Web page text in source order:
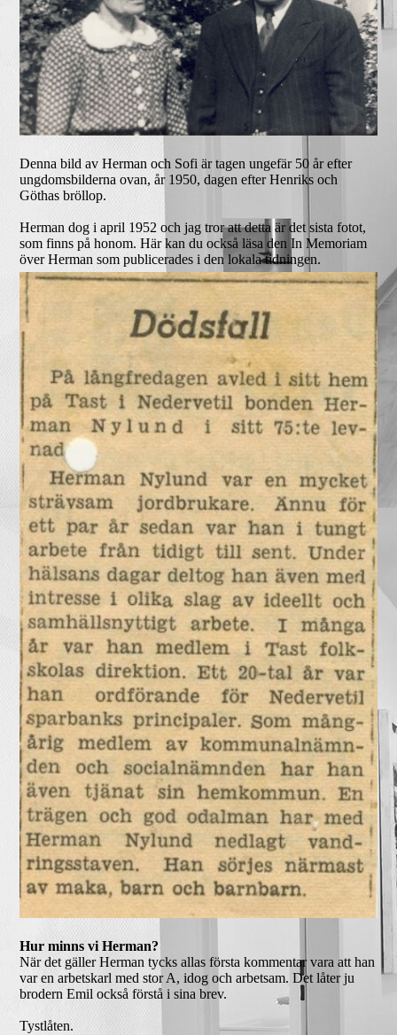
Denna bild av Herman och Sofi är tagen ungefär 50 år efter
ungdomsbilderna ovan, år 1950, dagen efter Henriks och
Göthas bröllop.
Herman dog i april 1952 och jag tror att detta är det sista fotot,
som finns på honom. Här kan du också läsa den In Memoriam
över Herman som publicerades i den lokala tidningen.
Hur minns vi Herman?
När det gäller Herman tycks allas första kommentar vara att han
var en arbetskarl med stor A, idog och arbetsam. Det låter ju
brodern Emil också förstå i sina brev.
Tystlåten.